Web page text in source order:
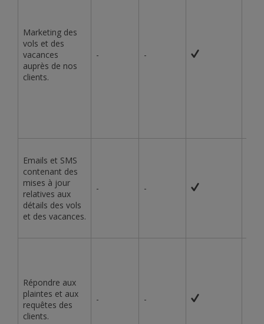
Marketing des
vols et des
vacances
auprès de nos
clients.
- -
Emails et SMS
contenant des
mises à jour
relatives aux
détails des vols
et des vacances.
- -
Répondre aux
plaintes et aux
requêtes des
clients.
- -